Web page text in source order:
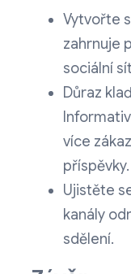
Vytvořte
zahrnuje
sociální
Důraz
více
příspěvky.
Ujistěte
kanály
sdělení.